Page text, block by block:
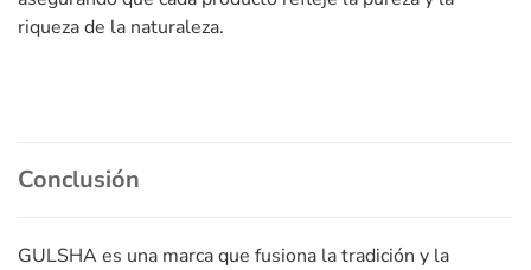
riqueza de la naturaleza.
Conclusión
GULSHA es una marca que fusiona la tradición y la